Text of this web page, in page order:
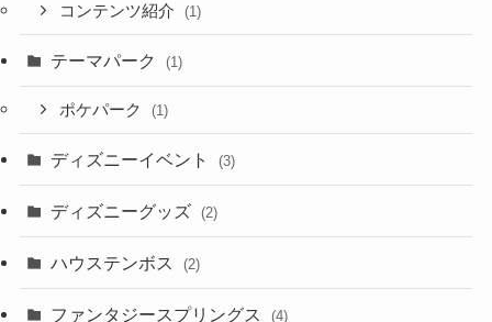
コンテンツ紹介 (1)
テーマパーク (1)
ポケパーク (1)
ディズニーイベント (3)
ディズニーグッズ (2)
ハウステンボス (2)
ファンタジースプリングス (4)